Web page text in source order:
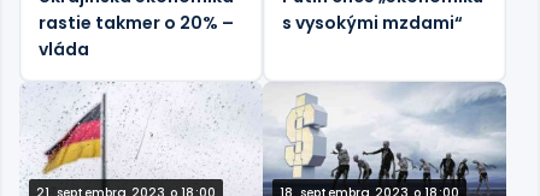
rastie takmer o 20% –
vláda
s vysokými mzdami“